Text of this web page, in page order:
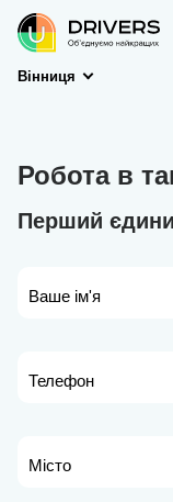
Вінниця
Робота в
Перший
Ваше ім'я
Телефон
Місто